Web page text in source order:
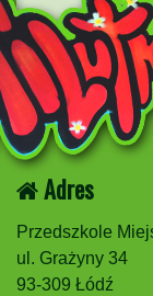
Adres
Przedszkole
ul. Grażyny 34
93-309 Łódź